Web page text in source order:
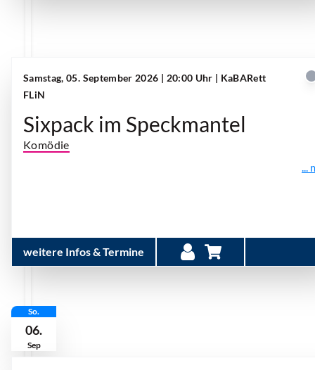
Samstag, 05. September 2026 | 20:00 Uhr | KaBARett
FLiN
Sixpack im Speckmantel
Komödie
...
weitere Infos & Termine
So.
06.
Sep